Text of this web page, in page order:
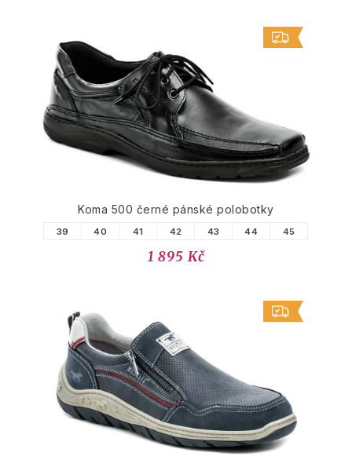
Koma 500 černé pánské polobotky
39 40 41 42 43 44 45
1 895 Kč